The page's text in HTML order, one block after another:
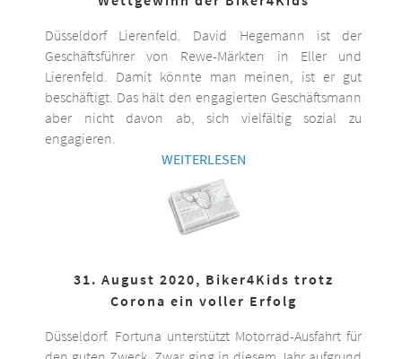
Düsseldorf Lierenfeld. David Hegemann ist der
Geschäftsführer von Rewe-Märkten in Eller und
Lierenfeld. Damit könnte man meinen, ist er gut
beschäftigt. Das hält den engagierten Geschäftsmann
aber nicht davon ab, sich vielfältig sozial zu
engagieren.
WEITERLESEN
31. August 2020, Biker4Kids trotz
Corona ein voller Erfolg
Düsseldorf. Fortuna unterstützt Motorrad-Ausfahrt für